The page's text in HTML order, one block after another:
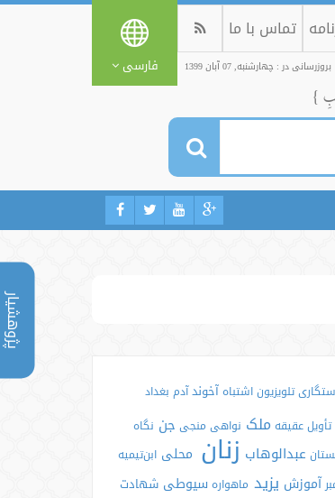
پژوهشیار
تماس با ما
بروزرسانی در : چهارشنبه, 07 آبان 1399 فارسی
}
تلویزیوناشتباهآخوندآدم بغداد
عقیقه ملک نواهی منجی جن نگاه
عبدالوهاب زنان محلی ابن‌تیمیه
آموزش یزید ماهواره سیوطی شهادت